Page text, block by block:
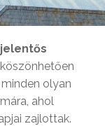
jelentős
köszönhetően
olyan
ahol
zajlottak.